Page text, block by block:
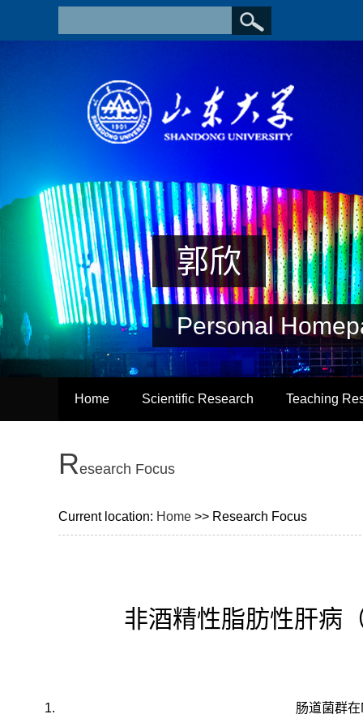
郭欣
Personal
Home Scientific Research Teaching
Research Focus
Current location: Home >> Research Focus
非酒精性脂肪性肝病
肠道菌群